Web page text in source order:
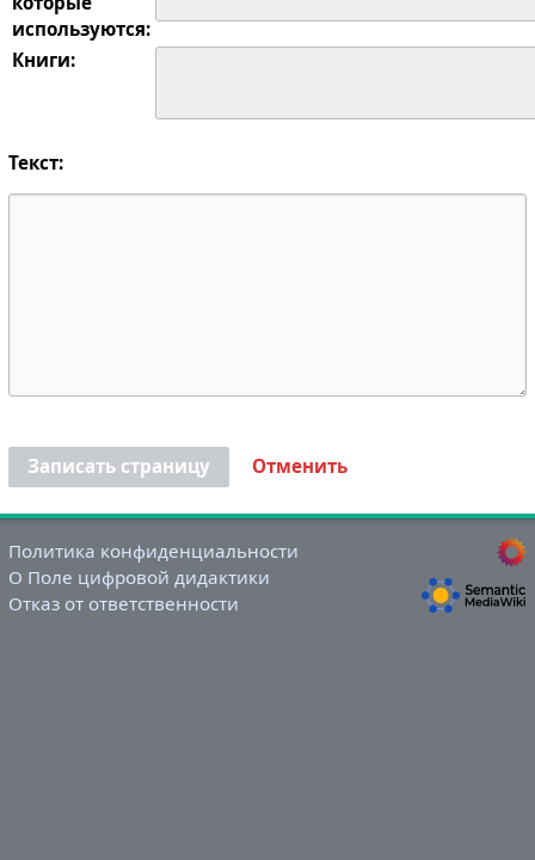
используются:
Книги:
Текст:
Записать страницу Отменить
Политика конфиденциальности
О Поле цифровой дидактики
Отказ от ответственности